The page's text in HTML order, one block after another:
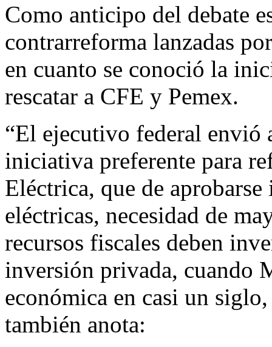
Como anticipo del debate
contrarreforma lanzadas
en cuanto se conoció la
rescatar a CFE y Pemex.
“El ejecutivo federal envió
iniciativa preferente para
Eléctrica, que de
eléctricas, necesidad de
recursos fiscales deben
inversión privada, cuando
económica en casi un
también anota: